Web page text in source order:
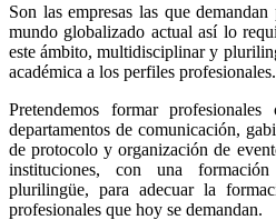
Son las empresas las que
mundo globalizado actual así lo
este ámbito, multidisciplinar y
académica a los perfiles profesionales.
Pretendemos formar
departamentos de comunicación,
de protocolo y organización de
instituciones, con una
plurilingüe, para adecuar la
profesionales que hoy se demandan.